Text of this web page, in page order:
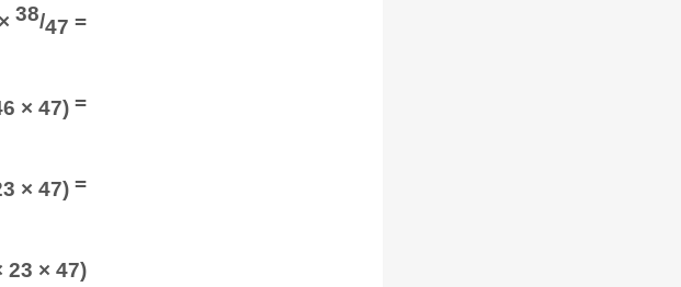
× 38/47 =
× 47) =
× 47) =
23 × 47)